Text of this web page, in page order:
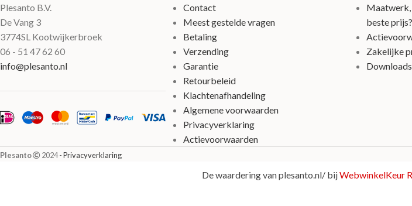
Plesanto B.V.
De Vang 3
3774SL Kootwijkerbroek
06 - 51 47 62 60
info@plesanto.nl
Contact
Meest gestelde vragen
Betaling
Verzending
Garantie
Retourbeleid
Klachtenafhandeling
Algemene voorwaarden
Privacyverklaring
Actievoorwaarden
Maatwerk,
beste prijs?
Zakelijke
Downloads
Plesanto 2024- Privacyverklaring
De waardering van plesanto.nl/ bijWebwinkelKeur